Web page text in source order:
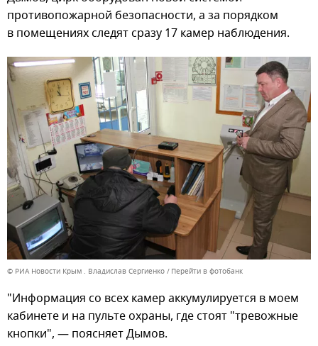
противопожарной безопасности, а за порядком
в помещениях следят сразу 17 камер наблюдения.
© РИА Новости Крым . Владислав Сергиенко Перейти в фотобанк
"Информация со всех камер аккумулируется в моем
кабинете и на пульте охраны, где стоят "тревожные
кнопки", — поясняет Дымов.